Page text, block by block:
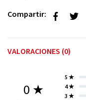
Compartir:
VALORACIONES (0)
0 ★
5 ★
4 ★
3 ★